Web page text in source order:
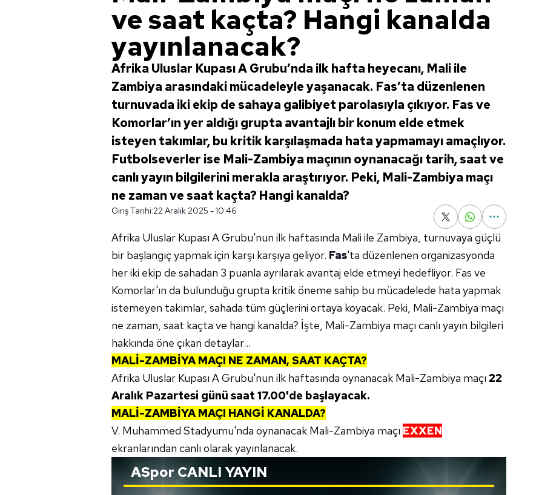
ve saat kaçta? Hangi kanalda
yayınlanacak?
Afrika Uluslar Kupası A Grubu’nda ilk hafta heyecanı, Mali ile
Zambiya arasındaki mücadeleyle yaşanacak. Fas’ta düzenlenen
turnuvada iki ekip de sahaya galibiyet parolasıyla çıkıyor. Fas ve
Komorlar’ın yer aldığı grupta avantajlı bir konum elde etmek
isteyen takımlar, bu kritik karşılaşmada hata yapmamayı amaçlıyor.
Futbolseverler ise Mali-Zambiya maçının oynanacağı tarih, saat ve
canlı yayın bilgilerini merakla araştırıyor. Peki, Mali-Zambiya maçı
ne zaman ve saat kaçta? Hangi kanalda?
Giriş Tarihi:22 Aralık 2025 - 10:46
Afrika Uluslar Kupası A Grubu'nun ilk haftasında Mali ile Zambiya, turnuvaya güçlü
bir başlangıç yapmak için karşı karşıya geliyor. Fas'ta düzenlenen organizasyonda
her iki ekip de sahadan 3 puanla ayrılarak avantaj elde etmeyi hedefliyor. Fas ve
Komorlar'ın da bulunduğu grupta kritik öneme sahip bu mücadelede hata yapmak
istemeyen takımlar, sahada tüm güçlerini ortaya koyacak. Peki, Mali-Zambiya maçı
ne zaman, saat kaçta ve hangi kanalda? İşte, Mali-Zambiya maçı canlı yayın bilgileri
hakkında öne çıkan detaylar...
MALİ-ZAMBİYA MAÇI NE ZAMAN, SAAT KAÇTA?
Afrika Uluslar Kupası A Grubu'nun ilk haftasında oynanacak Mali-Zambiya maçı 22
Aralık Pazartesi günü saat 17.00'de başlayacak.
MALİ-ZAMBİYA MAÇI HANGİ KANALDA?
V. Muhammed Stadyumu'nda oynanacak Mali-Zambiya maçı EXXEN
ekranlarından canlı olarak yayınlanacak.
ASporCANLI YAYIN